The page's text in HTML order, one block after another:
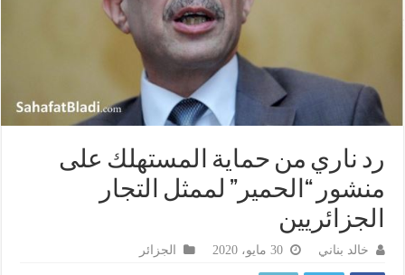
ناري من حماية المستهلك على
“الحمير” لممثل التجار
خالد بناني الجزائر